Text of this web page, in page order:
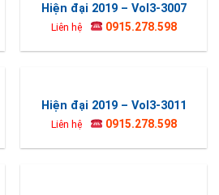
Hiện đại 2019 – Vol3-3007
Liên hệ 0915.278.598
Hiện đại 2019 – Vol3-3011
Liên hệ 0915.278.598